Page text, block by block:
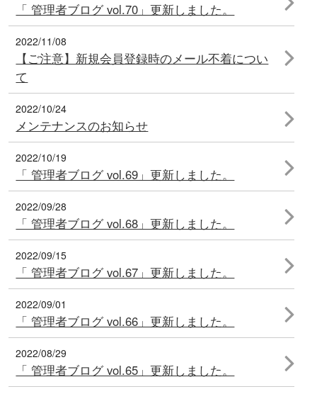
「 管理者ブログ vol.70」更新しました。
2022/11/08
【ご注意】新規会員登録時のメール不着につい
て
2022/10/24
メンテナンスのお知らせ
2022/10/19
「 管理者ブログ vol.69」更新しました。
2022/09/28
「 管理者ブログ vol.68」更新しました。
2022/09/15
「 管理者ブログ vol.67」更新しました。
2022/09/01
「 管理者ブログ vol.66」更新しました。
2022/08/29
「 管理者ブログ vol.65」更新しました。